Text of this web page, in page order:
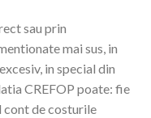
sau prin
mai sus, in
in special din
CREFOP poate: fie
cont de costurile